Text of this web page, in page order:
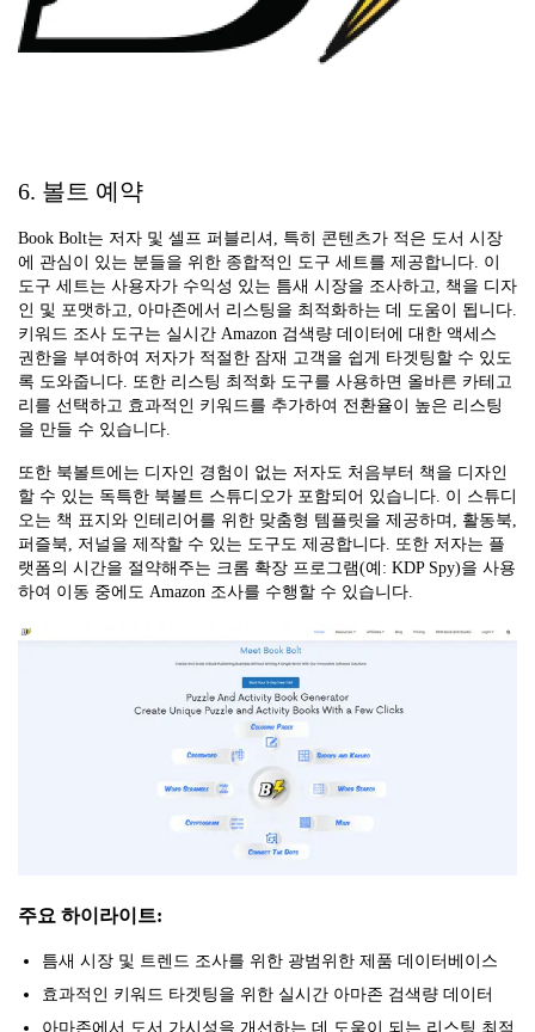
6. 볼트 예약
Book Bolt는 저자 및 셀프 퍼블리셔, 특히 콘텐츠가 적은 도서 시장
에 관심이 있는 분들을 위한 종합적인 도구 세트를 제공합니다. 이
도구 세트는 사용자가 수익성 있는 틈새 시장을 조사하고, 책을 디자
인 및 포맷하고, 아마존에서 리스팅을 최적화하는 데 도움이 됩니다.
키워드 조사 도구는 실시간 Amazon 검색량 데이터에 대한 액세스
권한을 부여하여 저자가 적절한 잠재 고객을 쉽게 타겟팅할 수 있도
록 도와줍니다. 또한 리스팅 최적화 도구를 사용하면 올바른 카테고
리를 선택하고 효과적인 키워드를 추가하여 전환율이 높은 리스팅
을 만들 수 있습니다.
또한 북볼트에는 디자인 경험이 없는 저자도 처음부터 책을 디자인
할 수 있는 독특한 북볼트 스튜디오가 포함되어 있습니다. 이 스튜디
오는 책 표지와 인테리어를 위한 맞춤형 템플릿을 제공하며, 활동북,
퍼즐북, 저널을 제작할 수 있는 도구도 제공합니다. 또한 저자는 플
랫폼의 시간을 절약해주는 크롬 확장 프로그램(예: KDP Spy)을 사용
하여 이동 중에도 Amazon 조사를 수행할 수 있습니다.
주요 하이라이트:
틈새 시장 및 트렌드 조사를 위한 광범위한 제품 데이터베이스
효과적인 키워드 타겟팅을 위한 실시간 아마존 검색량 데이터
아마존에서 도서 가시성을 개선하는 데 도움이 되는 리스팅 최적